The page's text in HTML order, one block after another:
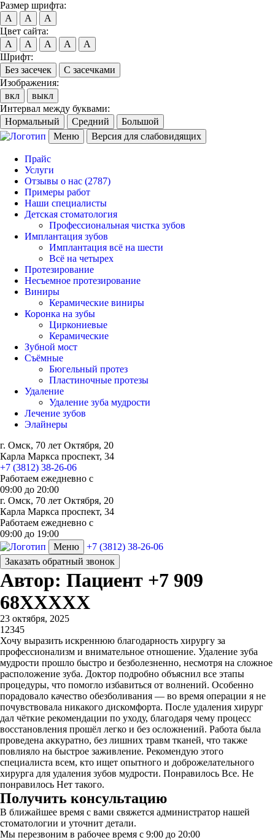
Размер шрифта:
A
A
A
Цвет сайта:
A
A A A
A
Шрифт:
Без засечек
С засечками
Изображения:
вкл
выкл
Интервал между буквами:
Нормальный
Средний
Большой
Меню
Версия для слабовидящих
Прайс
Услуги
Отзывы о нас (2787)
Примеры работ
Наши специалисты
Детская стоматология
Профессиональная чистка зубов
Имплантация зубов
Имплантация всё на шести
Всё на четырех
Протезирование
Несъемное протезирование
Виниры
Керамические виниры
Коронка на зубы
Циркониевые
Керамические
Зубной мост
Съёмные
Бюгельный протез
Пластиночные протезы
Удаление
Удаление зуба мудрости
Лечение зубов
Элайнеры
г. Омск, 70 лет Октября, 20
Карла Маркса проспект, 34
+7 (3812) 38-26-06
Работаем ежедневно с
09:00 до 20:00
г. Омск, 70 лет Октября, 20
Карла Маркса проспект, 34
Работаем ежедневно с
09:00 до 19:00
Меню
+7 (3812) 38-26-06
Заказать обратный звонок
Автор: Пациент +7 909
68XXXXX
23 октября, 2025
1 2345
Хочу выразить искреннюю благодарность хирургу за
профессионализм и внимательное отношение. Удаление зуба
мудрости​ прошло быстро и безболезненно, несмотря на сложное
расположение зуба. Доктор подробно объяснил все этапы
процедуры, что помогло избавиться от волнений. Особенно
порадовало качество обезболивания — во время операции я не
почувствовала никакого дискомфорта. После удаления хирург
дал чёткие рекомендации по уходу, благодаря чему процесс
восстановления прошёл легко и без осложнений. Работа была
проведена аккуратно, без лишних травм тканей, что также
повлияло на быстрое заживление. Рекомендую этого
специалиста всем, кто ищет опытного и доброжелательного
хирурга для удаления зубов мудрости. Понравилось Все. Не
понравилось Нет такого.
Получить консультацию
В ближайшее время с вами свяжется администратор нашей
стоматологии и уточнит детали.
Мы перезвоним в рабочее время с 9:00 до 20:00